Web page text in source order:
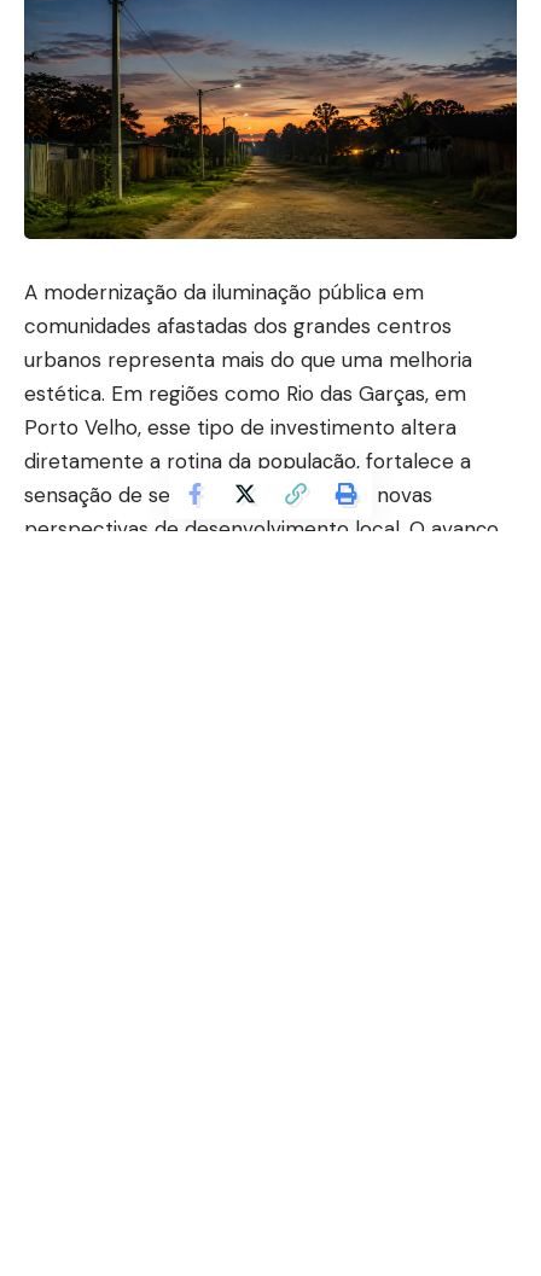
A modernização da iluminação pública em
comunidades afastadas dos grandes centros
urbanos representa mais do que uma melhoria
estética. Em regiões como Rio das Garças, em
Porto Velho, esse tipo de investimento altera
diretamente a rotina da população, fortalece a
sensação de segurança e impulsiona novas
perspectivas de desenvolvimento local. O avanço